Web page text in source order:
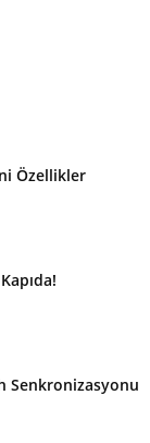
Özellikler
Senkronizasyonu